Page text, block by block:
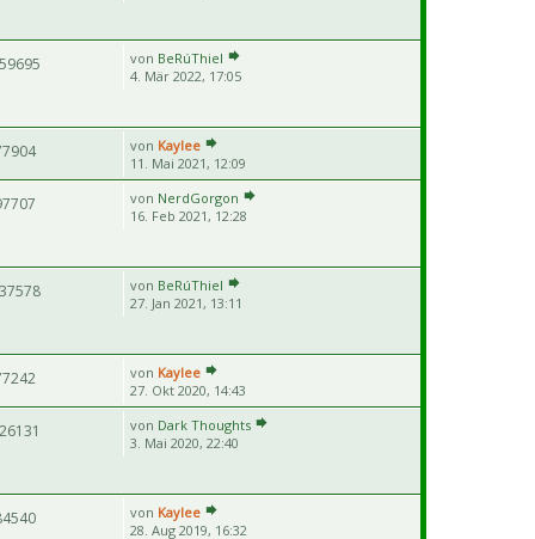
von BeRúThiel
4. Mär 2022, 17:05
von Kaylee
11. Mai 2021, 12:09
von NerdGorgon
16. Feb 2021, 12:28
von BeRúThiel
27. Jan 2021, 13:11
von Kaylee
27. Okt 2020, 14:43
von Dark Thoughts
3. Mai 2020, 22:40
von Kaylee
28. Aug 2019, 16:32